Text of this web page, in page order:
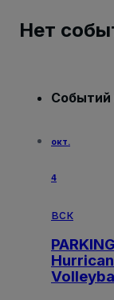
Нет
Событий
окт.
4
вск